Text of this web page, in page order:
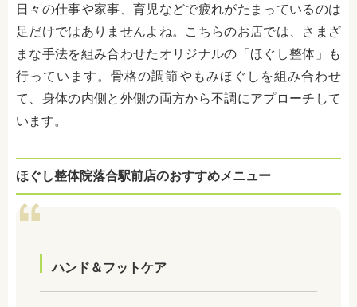
日々の仕事や家事、育児などで疲れがたまっているのは
足だけではありませんよね。こちらのお店では、さまざ
まな手法を組み合わせたオリジナルの「ほぐし整体」も
行っています。骨格の調節やもみほぐしを組み合わせ
て、身体の内側と外側の両方から不調にアプローチして
います。
ほぐし整体院落合駅前店のおすすめメニュー
ハンド＆フットケア